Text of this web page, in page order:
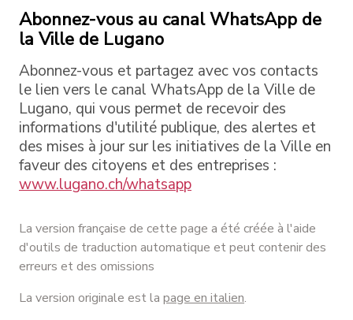
Abonnez-vous au canal WhatsApp de
la Ville de Lugano
Abonnez-vous et partagez avec vos contacts
le lien vers le canal WhatsApp de la Ville de
Lugano, qui vous permet de recevoir des
informations d'utilité publique, des alertes et
des mises à jour sur les initiatives de la Ville en
faveur des citoyens et des entreprises :
www.lugano.ch/whatsapp
La version française de cette page a été créée à l'aide
d'outils de traduction automatique et peut contenir des
erreurs et des omissions
La version originale est la page en italien.